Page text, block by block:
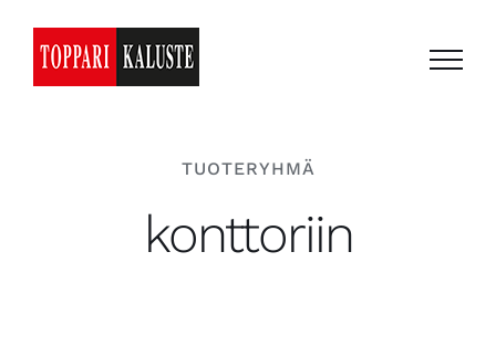
content
TUOTERYHMÄ
konttoriin